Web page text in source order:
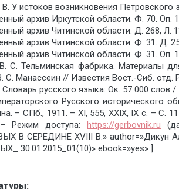
У истоков возникновения
архив Иркутской области. Ф. 70. Оп.
архив Читинской области. Д. 268, Л.
архив Читинской области. Ф. 31. Д.
архив Читинской области. Ф. 31. Оп.
C. Тельминская фабрика. Материалы
С. Манассеин // Известия Вост.-Сиб. отд.
русского языка: Ок. 57 000
Русского исторического
– СПб., 1911. – XI, 555, XXIX, IX с. – С.
– Режим доступа:https://gerbovnik.ru
В СЕРЕДИНЕ XVIII В.» author=»Дикун
30.01.2015_01(10)» ebook=»yes» ]